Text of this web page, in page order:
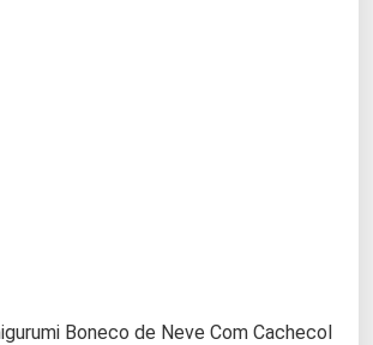
Boneco de Neve Com Cachecol